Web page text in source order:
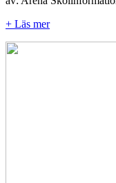
+ Läs mer